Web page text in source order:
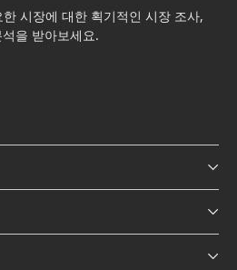
시장에 대한 획기적인 시장 조사,
을 받아보세요.